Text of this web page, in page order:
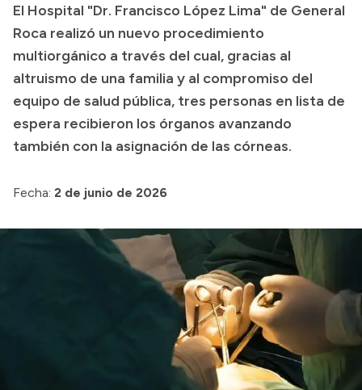
Geografía
Invertí en Río Negro
Transparencia
Consulta de expedientes
Consulta de pago a proveedores
El Hospital "Dr. Francisco López Lima" de General
Roca realizó un nuevo procedimiento
multiorgánico a través del cual, gracias al
altruismo de una familia y al compromiso del
equipo de salud pública, tres personas en lista de
espera recibieron los órganos avanzando
también con la asignación de las córneas.
Fecha: 2 de junio de 2026